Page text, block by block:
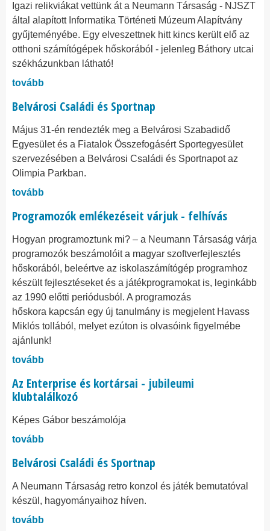
Igazi relikviákat vettünk át a Neumann Társaság - NJSZT
által alapított Informatika Történeti Múzeum Alapítvány
gyűjteményébe. Egy elveszettnek hitt kincs került elő az
otthoni számítógépek hőskorából - jelenleg Báthory utcai
székházunkban látható!
tovább
Belvárosi Családi és Sportnap
Május 31-én rendezték meg a Belvárosi Szabadidő
Egyesület és a Fiatalok Összefogásért Sportegyesület
szervezésében a Belvárosi Családi és Sportnapot az
Olimpia Parkban.
tovább
Programozók emlékezéseit várjuk - felhívás
Hogyan programoztunk mi? – a Neumann Társaság várja
programozók beszámolóit a magyar szoftverfejlesztés
hőskorából, beleértve az iskolaszámítógép programhoz
készült fejlesztéseket és a játékprogramokat is, leginkább
az 1990 előtti periódusból. A programozás
hőskora kapcsán egy új tanulmány is megjelent Havass
Miklós tollából, melyet ezúton is olvasóink figyelmébe
ajánlunk!
tovább
Az Enterprise és kortársai - jubileumi
klubtalálkozó
Képes Gábor beszámolója
tovább
Belvárosi Családi és Sportnap
A Neumann Társaság retro konzol és játék bemutatóval
készül, hagyományaihoz híven.
tovább